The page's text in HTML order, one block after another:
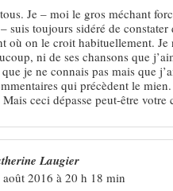
Je – moi le gros méchant
suis toujours sidéré de
où on le croit habituellement.
ni de ses chansons que
je ne connais pas mais que
qui précèdent le
ceci dépasse peut-être votre
Laugier
août 2016 à 20 h 18 min